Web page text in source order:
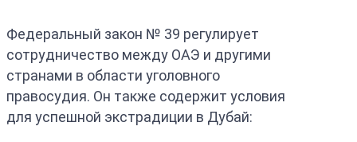
Федеральный закон № 39 регулирует
сотрудничество между ОАЭ и другими
странами в области уголовного
правосудия. Он также содержит условия
для успешной экстрадиции в Дубай: